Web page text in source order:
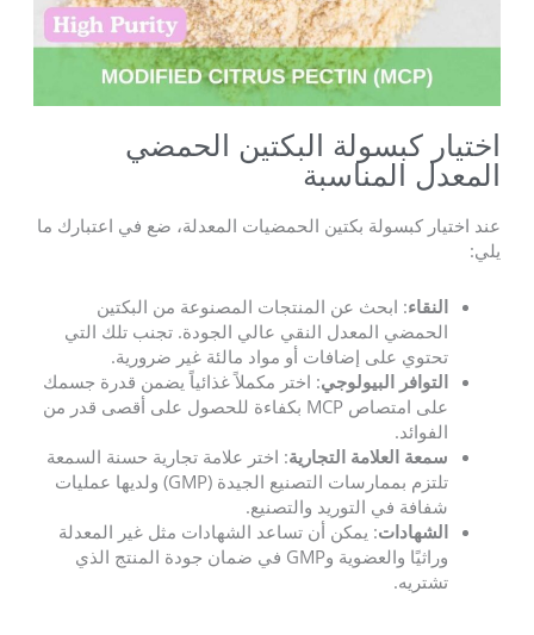
اختيار كبسولة البكتين الحمضي
المعدل المناسبة
عند اختيار كبسولة بكتين الحمضيات المعدلة، ضع في اعتبارك ما
يلي:
النقاء: ابحث عن المنتجات المصنوعة من البكتين
الحمضي المعدل النقي عالي الجودة. تجنب تلك التي
تحتوي على إضافات أو مواد مالئة غير ضرورية.
التوافر البيولوجي: اختر مكملاً غذائياً يضمن قدرة جسمك
على امتصاص MCP بكفاءة للحصول على أقصى قدر من
الفوائد.
سمعة العلامة التجارية: اختر علامة تجارية حسنة السمعة
تلتزم بممارسات التصنيع الجيدة (GMP) ولديها عمليات
شفافة في التوريد والتصنيع.
الشهادات: يمكن أن تساعد الشهادات مثل غير المعدلة
وراثيًا والعضوية وGMP في ضمان جودة المنتج الذي
تشتريه.